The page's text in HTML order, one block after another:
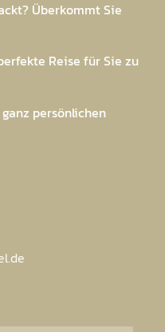
Überkommt Sie
Reise für Sie zu
persönlichen